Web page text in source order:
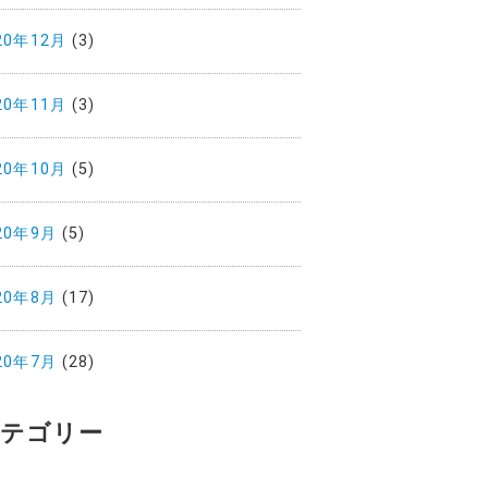
年12月 (3)
年11月 (3)
年10月 (5)
年9月 (5)
年8月 (17)
年7月 (28)
ゴリー